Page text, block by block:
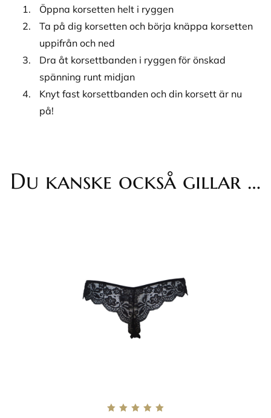
Öppna korsetten helt i ryggen
Ta på dig korsetten och börja knäppa korsetten
uppifrån och ned
Dra åt korsettbanden i ryggen för önskad
spänning runt midjan
Knyt fast korsettbanden och din korsett är nu
på!
Du kanske också gillar …